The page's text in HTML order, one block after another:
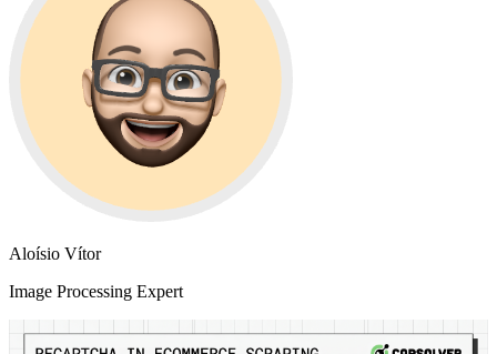
Aloísio Vítor
Image Processing Expert